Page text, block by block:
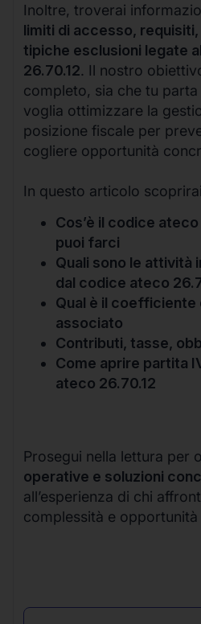
Inoltre, troverai
limiti di accesso,
tipiche esclusioni legate
26.70.12. Il nostro
completo, sia che tu
voglia ottimizzare la
posizione fiscale per
cogliere opportunità
In questo articolo
Cos’è il codice
puoi farci
Quali sono le attività
dal codice ateco
Qual è il coefficiente
associato
Contributi, tasse,
Come aprire partita
ateco 26.70.12
Prosegui nella lettura per
operative e soluzioni
all’esperienza di chi
complessità e